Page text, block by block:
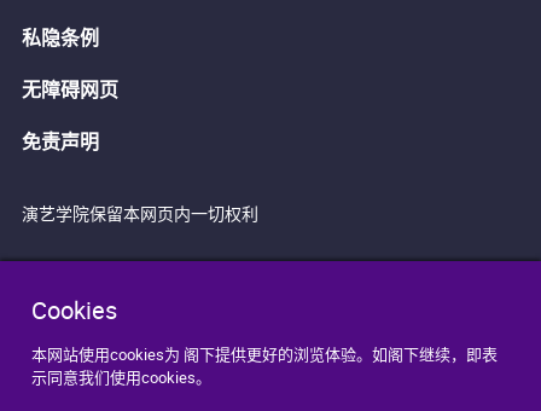
Cookies
本网站使用cookies为 阁下提供更好的浏览体验。如阁下继续，即表
示同意我们使用cookies。
私隐条例
无障碍网页
免责声明
演艺学院保留本网页内一切权利